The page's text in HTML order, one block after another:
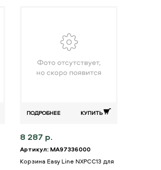
ПОДРОБНЕЕ КУПИТЬ
8 287 р.
Артикул: MA97336000
Корзина Easy Line NXPCC13 для